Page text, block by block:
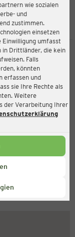
wie sozialen
und
zustimmen.
einsetzen
Einwilligung umfasst
in Drittländer, die kein
Falls
könnten
erfassen und
sie Ihre Rechte als
Weitere
der Verarbeitung Ihrer
Riß